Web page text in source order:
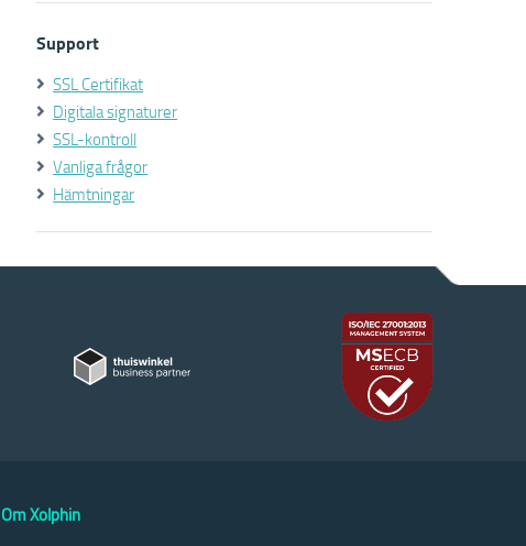
Support
SSL Certifikat
Digitala signaturer
SSL-kontroll
Vanliga frågor
Hämtningar
Om Xolphin